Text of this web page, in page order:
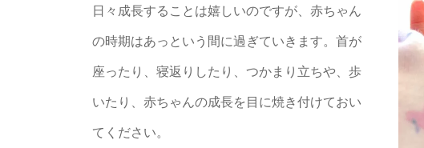
日々成長することは嬉しいのですが、赤ちゃん
の時期はあっという間に過ぎていきます。首が
座ったり、寝返りしたり、つかまり立ちや、歩
いたり、赤ちゃんの成長を目に焼き付けておい
てください。